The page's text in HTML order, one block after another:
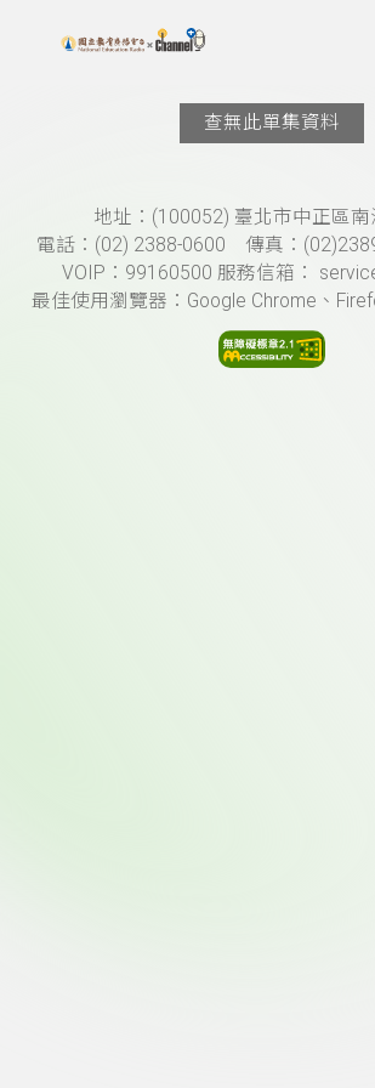
上方功能區塊
搜尋關鍵字：可輸入節目名稱、主持人
查無此單集資料
頁尾資訊地址：(100052) 臺北市中正區南
電話：(02) 2388-0600 傳真：
VOIP：99160500 服務信箱：
最佳使用瀏覽器：Google Chrome、